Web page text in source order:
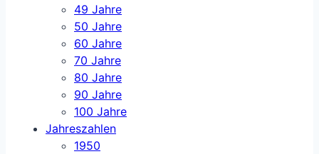
49 Jahre
50 Jahre
60 Jahre
70 Jahre
80 Jahre
90 Jahre
100 Jahre
Jahreszahlen
1950